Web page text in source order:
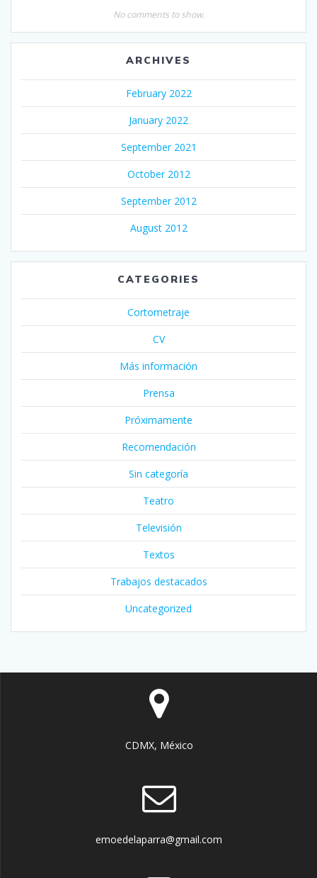
No comments to show.
ARCHIVES
February 2022
January 2022
September 2021
October 2012
September 2012
August 2012
CATEGORIES
Cortometraje
CV
Más información
Prensa
Próximamente
Recomendación
Sin categoría
Teatro
Televisión
Textos
Trabajos destacados
Uncategorized
CDMX, México
emoedelaparra@gmail.com